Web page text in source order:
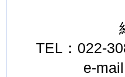
TEL：022-
e-